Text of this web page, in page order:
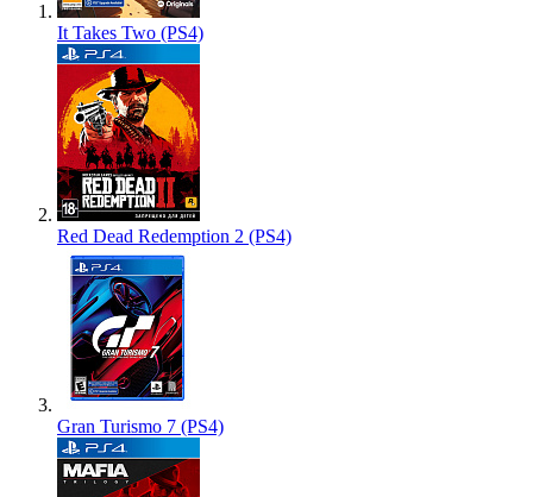
It Takes Two (PS4)
Red Dead Redemption 2 (PS4)
Gran Turismo 7 (PS4)